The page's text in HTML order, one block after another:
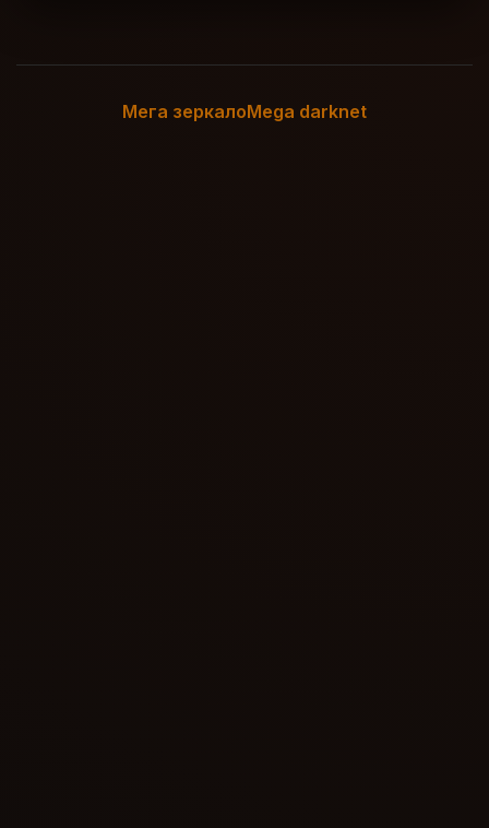
Мега зеркалоMega darknet